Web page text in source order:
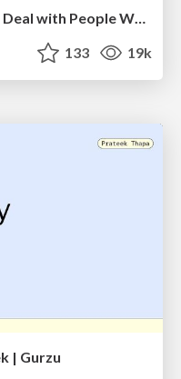
Design and Strategy: How to Deal with People Who Don’t "Get" Design
133 19k
| Gurzu